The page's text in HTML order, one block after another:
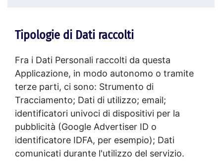
Tipologie di Dati raccolti
Fra i Dati Personali raccolti da questa
Applicazione, in modo autonomo o tramite
terze parti, ci sono: Strumento di
Tracciamento; Dati di utilizzo; email;
identificatori univoci di dispositivi per la
pubblicità (Google Advertiser ID o
identificatore IDFA, per esempio); Dati
comunicati durante l'utilizzo del servizio.